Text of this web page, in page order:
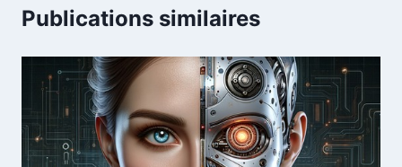
Publications similaires